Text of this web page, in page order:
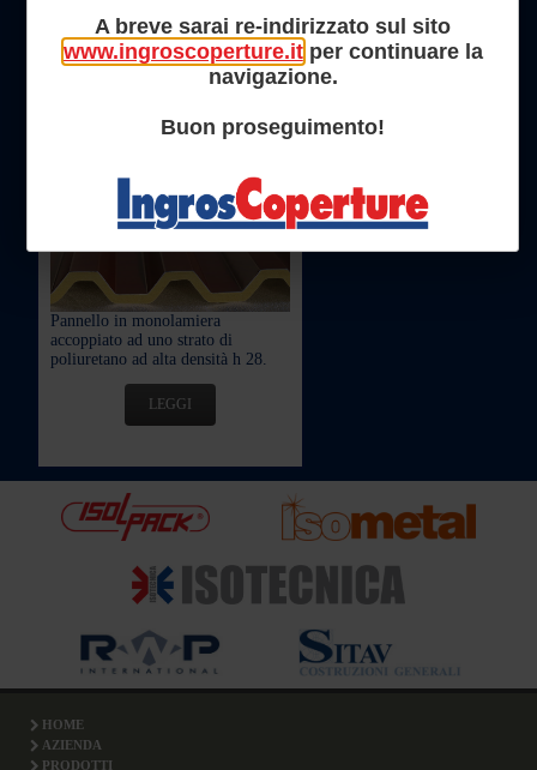
Pannello parete precoibentato
metallico.
ISOGREK H28
Pannello in monolamiera
accoppiato ad uno strato di
poliuretano ad alta densità h 28.
LEGGI
HOME
AZIENDA
PRODOTTI
A breve sarai re-indirizzato sul sito
www.ingroscoperture.itper continuare la
navigazione.
Buon proseguimento!